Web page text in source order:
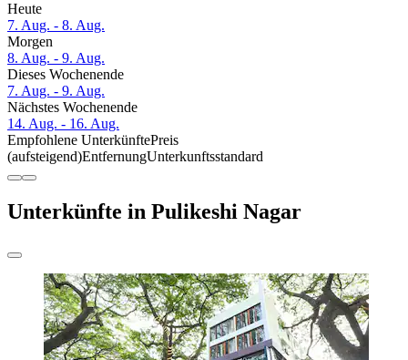
Heute
7. Aug. - 8. Aug.
Morgen
8. Aug. - 9. Aug.
Dieses Wochenende
7. Aug. - 9. Aug.
Nächstes Wochenende
14. Aug. - 16. Aug.
Empfohlene UnterkünftePreis
(aufsteigend)EntfernungUnterkunftsstandard
Unterkünfte in Pulikeshi Nagar